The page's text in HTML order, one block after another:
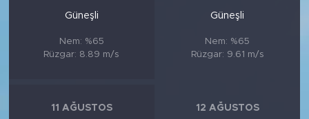
Güneşli
Nem: %65
Rüzgar: 8.89 m/s
Güneşli
Nem: %65
Rüzgar: 9.61 m/s
11 AĞUSTOS 12 AĞUSTOS